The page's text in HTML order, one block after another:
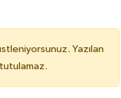
Yazılan